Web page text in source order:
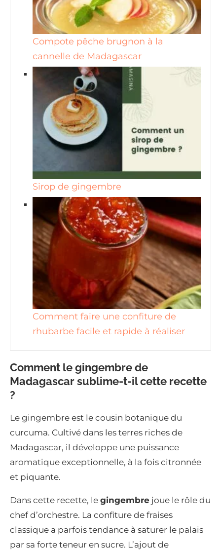
Compote pêche brugnon à la
cannelle de Madagascar
Sirop de gingembre
Comment faire une confiture de
rhubarbe facile et rapide à réaliser
Comment le gingembre de
Madagascar sublime-t-il cette recette
?
Le gingembre est le cousin botanique du
curcuma. Cultivé dans les terres riches de
Madagascar, il développe une puissance
aromatique exceptionnelle, à la fois citronnée
et piquante.
Dans cette recette, le gingembre joue le rôle du
chef d’orchestre. La confiture de fraises
classique a parfois tendance à saturer le palais
par sa forte teneur en sucre. L’ajout de